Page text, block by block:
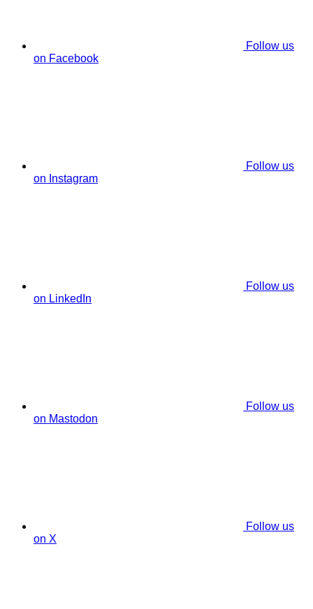
Follow us
on Facebook
Follow us
on Instagram
Follow us
on LinkedIn
Follow us
on Mastodon
Follow us
on X